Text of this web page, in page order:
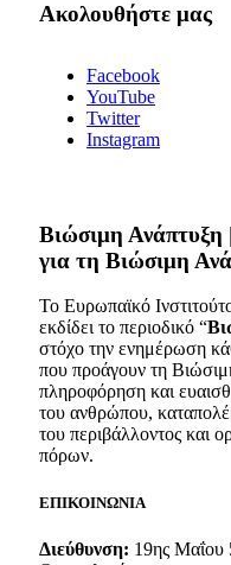
Ακολουθήστε μας
Facebook
YouTube
Twitter
Instagram
Bιώσιμη Ανάπτυξη
για τη Βιώσιμη
Το Ευρωπαϊκό
εκδίδει το περιοδικό “
στόχο την ενημέρωση
που προάγουν τη
πληροφόρηση και
του ανθρώπου,
του περιβάλλοντος και
πόρων.
ΕΠΙΚΟΙΝΩΝΙΑ
Διεύθυνση: 19ης